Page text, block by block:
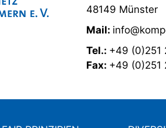
48149 Münster
Mail:
Tel.: +49 (0)251
Fax: +49 (0)251